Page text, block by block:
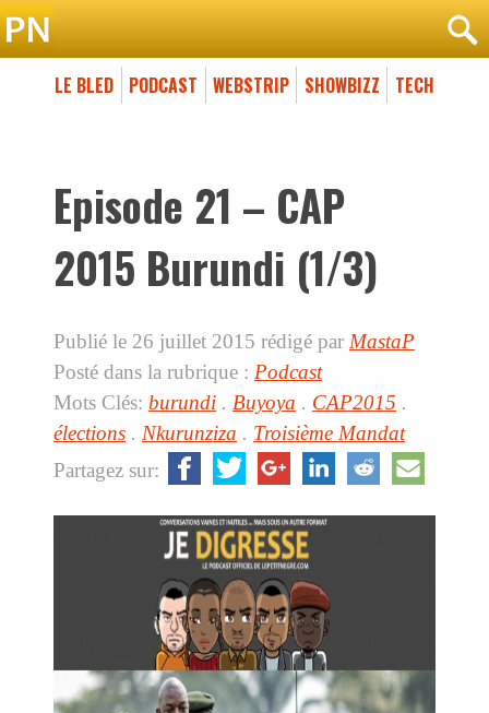
LE BLED PODCAST WEBSTRIP SHOWBIZZ TECH
Episode 21 – CAP
2015 Burundi (1/3)
Publié le 26 juillet 2015 rédigé par MastaP
Posté dans la rubrique : Podcast
Mots Clés: burundi . Buyoya . CAP2015 .
élections . Nkurunziza . Troisième Mandat
Partagez sur: